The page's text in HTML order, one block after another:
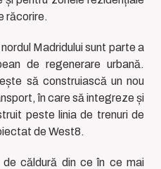
răcorire.
Madridului sunt parte a
de regenerare urbană.
să construiască un nou
în care să integreze și
peste linia de trenuri de
de West8.
căldură din ce în ce mai